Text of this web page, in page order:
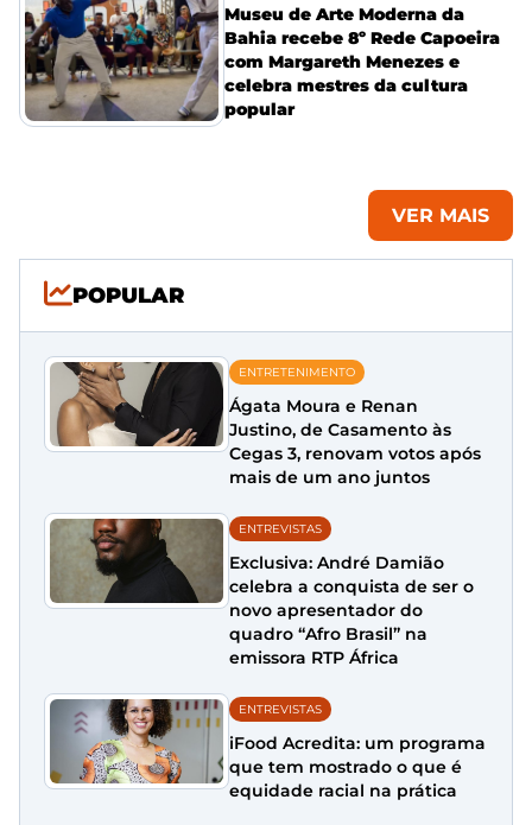
Museu de Arte Moderna da
Bahia recebe 8º Rede Capoeira
com Margareth Menezes e
celebra mestres da cultura
popular
VER MAIS
POPULAR
ENTRETENIMENTO
Ágata Moura e Renan
Justino, de Casamento às
Cegas 3, renovam votos após
mais de um ano juntos
ENTREVISTAS
Exclusiva: André Damião
celebra a conquista de ser o
novo apresentador do
quadro “Afro Brasil” na
emissora RTP África
ENTREVISTAS
iFood Acredita: um programa
que tem mostrado o que é
equidade racial na prática